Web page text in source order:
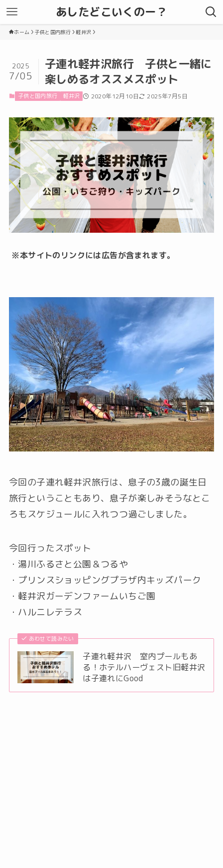
あしたどこいくのー？
ホーム 子供と国内旅行 軽井沢
子連れ軽井沢旅行 子供と一緒に
楽しめるオススメスポット
2025
7/05
子供と国内旅行 軽井沢 2020年12月10日 2025年7月5日
※本サイトのリンクには広告が含まれます。
今回の子連れ軽井沢旅行は、息子の3歳の誕生日
旅行ということもあり、息子が楽しみそうなとこ
ろもスケジュールに入れつつ過ごしました。
今回行ったスポット
・湯川ふるさと公園＆つるや
・プリンスショッピングプラザ内キッズパーク
・軽井沢ガーデンファームいちご園
・ハルニレテラス
あわせて読みたい
子連れ軽井沢 室内プールもあ
る！ホテルハーヴェスト旧軽井沢
は子連れにGood